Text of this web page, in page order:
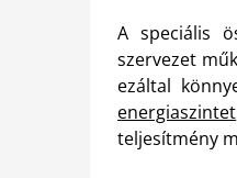
A speciális
szervezet
ezáltal
energiaszintet
teljesítmény